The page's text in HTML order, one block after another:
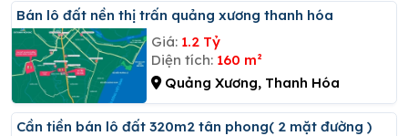
Bán lô đất nền thị trấn quảng xương thanh hóa
Giá: 1.2 Tỷ
Diện tích: 160 m²
Quảng Xương, Thanh Hóa
Cần tiền bán lô đất 320m2 tân phong( 2 mặt đường )